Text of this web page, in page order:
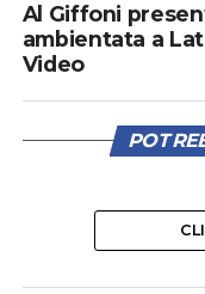
Al Giffoni
ambientata a
Video